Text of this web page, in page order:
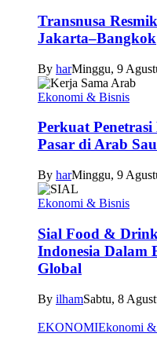
Transnusa
Jakarta–Bangkok
By harMinggu, 9
Ekonomi & Bisnis
Perkuat
Pasar di Arab
By harMinggu, 9
Ekonomi & Bisnis
Sial Food &
Indonesia Dalam
Global
By ilhamSabtu, 8
EKONOMIEkonomi